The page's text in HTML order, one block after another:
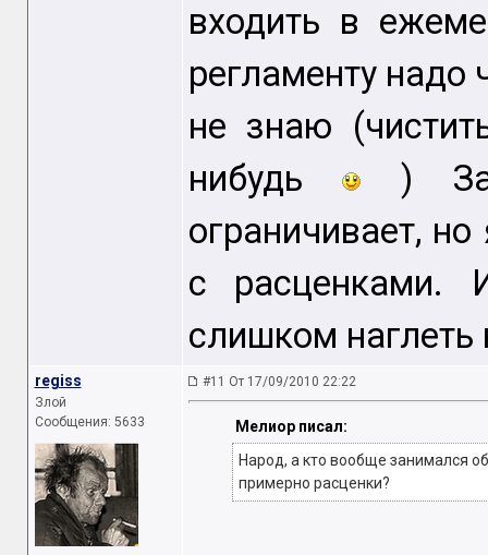
входить в
регламенту надо
не знаю
нибудь
)
ограничивает,
с расценками.
слишком
regiss
Злой
Сообщения: 5633
#11 От 17/09/2010 22:22
Мелиор писал:
Народ, а кто вообще занимался
примерно расценки?